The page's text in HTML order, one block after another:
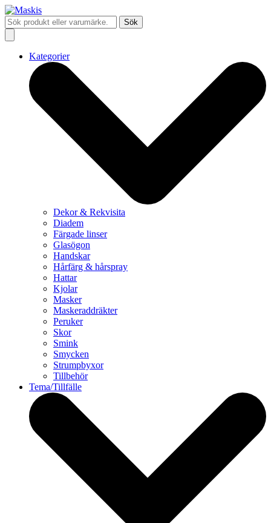
Sök
Kategorier
Dekor & Rekvisita
Diadem
Färgade linser
Glasögon
Handskar
Hårfärg & hårspray
Hattar
Kjolar
Masker
Maskeraddräkter
Peruker
Skor
Smink
Smycken
Strumpbyxor
Tillbehör
Tema/Tillfälle